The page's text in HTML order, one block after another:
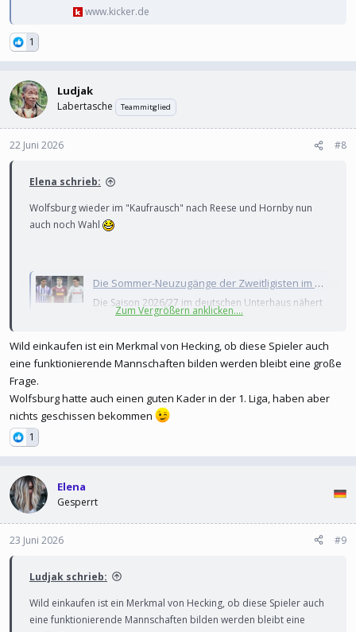
www.kicker.de
1
Ludjak
Labertasche Teammitglied
22 Juni 2026 #8
Elena schrieb:
Wolfsburg wieder im "Kaufrausch" nach Reese und Hornby nun
auch noch Wahl
Die Sommer-Neuzugänge der Zweitligisten im Überblick
Die Saison 2026/27 im deutschen Unterhaus nähert
sich, die Vereine tätigen die ersten Verpflichtungen
bisher fest ...
www.kicker.de
Zum Vergrößern anklicken....
Wild einkaufen ist ein Merkmal von Hecking, ob diese Spieler auch
eine funktionierende Mannschaften bilden werden bleibt eine große
Frage.
Wolfsburg hatte auch einen guten Kader in der 1. Liga, haben aber
nichts geschissen bekommen
1
Elena
Gesperrt
23 Juni 2026 #9
Ludjak schrieb:
Wild einkaufen ist ein Merkmal von Hecking, ob diese Spieler auch
eine funktionierende Mannschaften bilden werden bleibt eine